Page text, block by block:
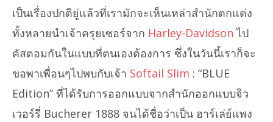
เป็นเรื่องปกติยู่แล้วที่เรามักจะเห็นเหล่าสำนักตกแต่ง
ทั้งหลายนำเจ้าครุยเซอร์จาก Harley-Davidson ไป
คัสตอมกันในแบบที่ตนเองต้องการ ซึ่งในวันนี้เราก็จะ
ขอพาเพื่อนๆไปพบกับเจ้า Softail Slim : “BLUE
Edition” ที่ได้รับการออกแบบจากสำนักออกแบบจิว
เวอร์รี่ Bucherer 1888 จนได้ชื่อว่าเป็น ฮาร์เล่ย์แพง